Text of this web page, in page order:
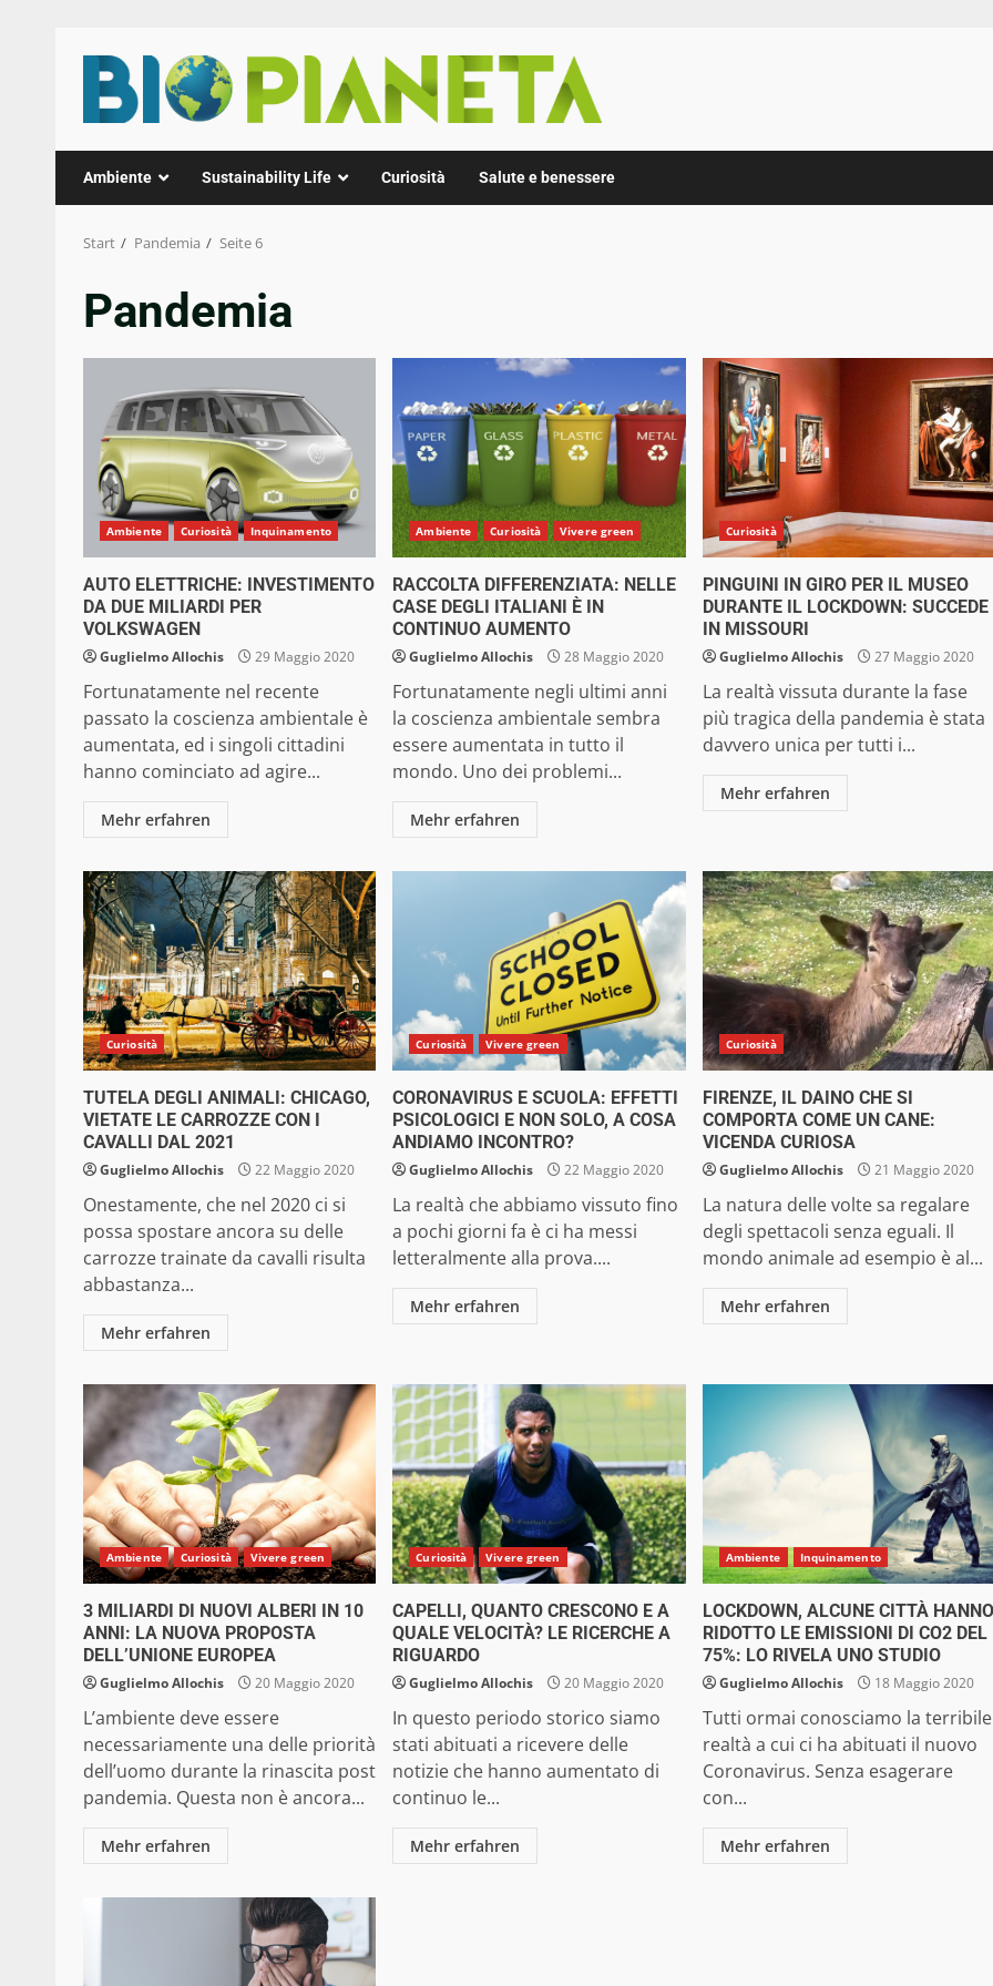
Inhalt
springen
Ambiente Sustainability Life Curiosità Salute e benessere
Start Pandemia Seite 6
Pandemia
Ambiente Curiosità Inquinamento
AUTO ELETTRICHE: INVESTIMENTO
DA DUE MILIARDI PER
VOLKSWAGEN
Guglielmo Allochis 29 Maggio 2020
Fortunatamente nel recente
passato la coscienza ambientale è
aumentata, ed i singoli cittadini
hanno cominciato ad agire...
Mehr erfahren
Ambiente Curiosità Vivere green
RACCOLTA DIFFERENZIATA: NELLE
CASE DEGLI ITALIANI È IN
CONTINUO AUMENTO
Guglielmo Allochis 28 Maggio 2020
Fortunatamente negli ultimi anni
la coscienza ambientale sembra
essere aumentata in tutto il
mondo. Uno dei problemi...
Mehr erfahren
Curiosità
PINGUINI IN GIRO PER IL MUSEO
DURANTE IL LOCKDOWN: SUCCEDE
IN MISSOURI
Guglielmo Allochis 27 Maggio 2020
La realtà vissuta durante la fase
più tragica della pandemia è stata
davvero unica per tutti i...
Mehr erfahren
Curiosità
TUTELA DEGLI ANIMALI: CHICAGO,
VIETATE LE CARROZZE CON I
CAVALLI DAL 2021
Guglielmo Allochis 22 Maggio 2020
Onestamente, che nel 2020 ci si
possa spostare ancora su delle
carrozze trainate da cavalli risulta
abbastanza...
Mehr erfahren
Curiosità Vivere green
CORONAVIRUS E SCUOLA: EFFETTI
PSICOLOGICI E NON SOLO, A COSA
ANDIAMO INCONTRO?
Guglielmo Allochis 22 Maggio 2020
La realtà che abbiamo vissuto fino
a pochi giorni fa è ci ha messi
letteralmente alla prova....
Mehr erfahren
Curiosità
FIRENZE, IL DAINO CHE SI
COMPORTA COME UN CANE:
VICENDA CURIOSA
Guglielmo Allochis 21 Maggio 2020
La natura delle volte sa regalare
degli spettacoli senza eguali. Il
mondo animale ad esempio è al...
Mehr erfahren
Ambiente Curiosità Vivere green
3 MILIARDI DI NUOVI ALBERI IN 10
ANNI: LA NUOVA PROPOSTA
DELL’UNIONE EUROPEA
Guglielmo Allochis 20 Maggio 2020
L’ambiente deve essere
necessariamente una delle priorità
dell’uomo durante la rinascita post
pandemia. Questa non è ancora...
Mehr erfahren
Curiosità Vivere green
CAPELLI, QUANTO CRESCONO E A
QUALE VELOCITÀ? LE RICERCHE A
RIGUARDO
Guglielmo Allochis 20 Maggio 2020
In questo periodo storico siamo
stati abituati a ricevere delle
notizie che hanno aumentato di
continuo le...
Mehr erfahren
Ambiente Inquinamento
LOCKDOWN, ALCUNE CITTÀ HANNO
RIDOTTO LE EMISSIONI DI CO2 DEL
75%: LO RIVELA UNO STUDIO
Guglielmo Allochis 18 Maggio 2020
Tutti ormai conosciamo la terribile
realtà a cui ci ha abituati il nuovo
Coronavirus. Senza esagerare
con...
Mehr erfahren